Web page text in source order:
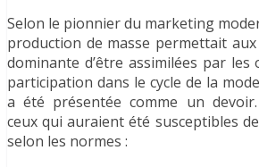
Selon le pionnier du marketing
production de masse permettait
dominante d’être assimilées par
participation dans le cycle de la
a été présentée comme un
ceux qui auraient été susceptibles
selon les normes :